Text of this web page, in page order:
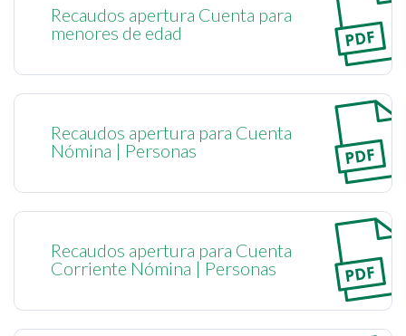
Recaudos apertura Cuenta para
menores de edad
Recaudos apertura para Cuenta
Nómina | Personas
Recaudos apertura para Cuenta
Corriente Nómina | Personas